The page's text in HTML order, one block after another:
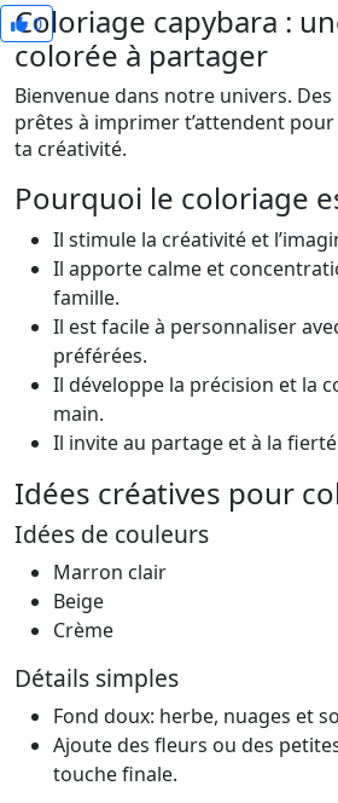
0
Coloriage capybara :
colorée à partager
Bienvenue dans notre univers.
prêtes à imprimer t’attendent
ta créativité.
Pourquoi le coloriage
Il stimule la créativité et
Il apporte calme et
famille.
Il est facile à personnaliser
préférées.
Il développe la précision et la
main.
Il invite au partage et à la
Idées créatives pour
Idées de couleurs
Marron clair
Beige
Crème
Détails simples
Fond doux: herbe, nuages et
Ajoute des fleurs ou des
touche finale.